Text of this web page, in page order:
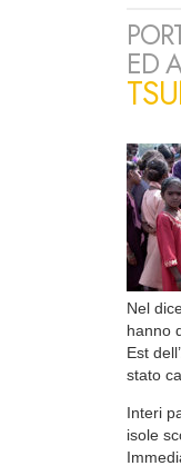
ED
Nel
hanno
Est
stato
Interi
isole